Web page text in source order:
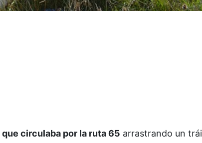
que circulaba por la ruta 65 arrastrando un